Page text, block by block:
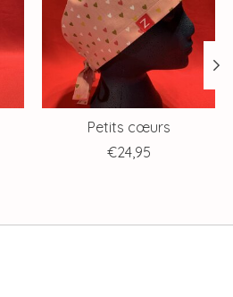
Petits cœurs
€24,95